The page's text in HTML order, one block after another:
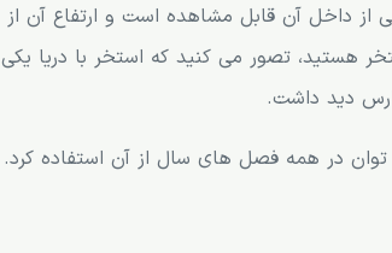
می شود که نمای 360 درجه از شهر دبی از داخل آن قابل مشاهده است و ارتفاع آن از
استخر هستید، تصور می کنید که استخر با دریا یکی
دید داشت.
در همه فصل های سال از آن استفاده کرد.